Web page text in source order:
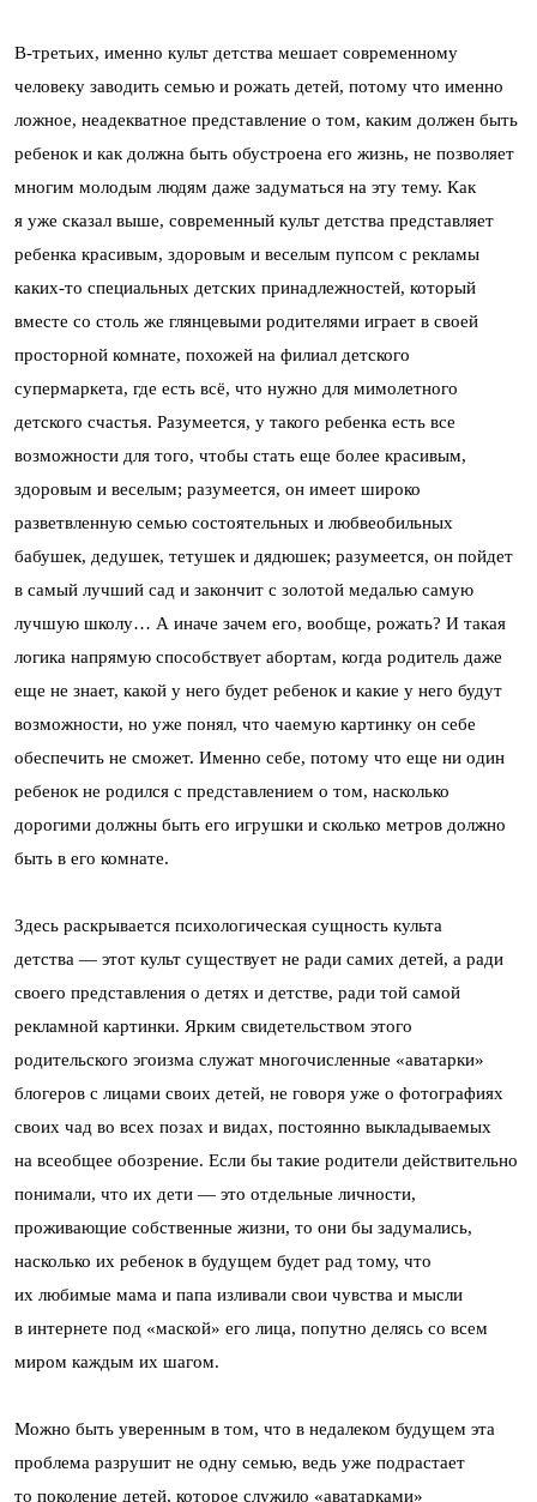
В-третьих, именно культ детства мешает современному
человеку заводить семью и рожать детей, потому что именно
ложное, неадекватное представление о том, каким должен быть
ребенок и как должна быть обустроена его жизнь, не позволяет
многим молодым людям даже задуматься на эту тему. Как
я уже сказал выше, современный культ детства представляет
ребенка красивым, здоровым и веселым пупсом с рекламы
каких-то специальных детских принадлежностей, который
вместе со столь же глянцевыми родителями играет в своей
просторной комнате, похожей на филиал детского
супермаркета, где есть всё, что нужно для мимолетного
детского счастья. Разумеется, у такого ребенка есть все
возможности для того, чтобы стать еще более красивым,
здоровым и веселым; разумеется, он имеет широко
разветвленную семью состоятельных и любвеобильных
бабушек, дедушек, тетушек и дядюшек; разумеется, он пойдет
в самый лучший сад и закончит с золотой медалью самую
лучшую школу… А иначе зачем его, вообще, рожать? И такая
логика напрямую способствует абортам, когда родитель даже
еще не знает, какой у него будет ребенок и какие у него будут
возможности, но уже понял, что чаемую картинку он себе
обеспечить не сможет. Именно себе, потому что еще ни один
ребенок не родился с представлением о том, насколько
дорогими должны быть его игрушки и сколько метров должно
быть в его комнате.
Здесь раскрывается психологическая сущность культа
детства — этот культ существует не ради самих детей, а ради
своего представления о детях и детстве, ради той самой
рекламной картинки. Ярким свидетельством этого
родительского эгоизма служат многочисленные «аватарки»
блогеров с лицами своих детей, не говоря уже о фотографиях
своих чад во всех позах и видах, постоянно выкладываемых
на всеобщее обозрение. Если бы такие родители действительно
понимали, что их дети — это отдельные личности,
проживающие собственные жизни, то они бы задумались,
насколько их ребенок в будущем будет рад тому, что
их любимые мама и папа изливали свои чувства и мысли
в интернете под «маской» его лица, попутно делясь со всем
миром каждым их шагом.
Можно быть уверенным в том, что в недалеком будущем эта
проблема разрушит не одну семью, ведь уже подрастает
то поколение детей, которое служило «аватарками»